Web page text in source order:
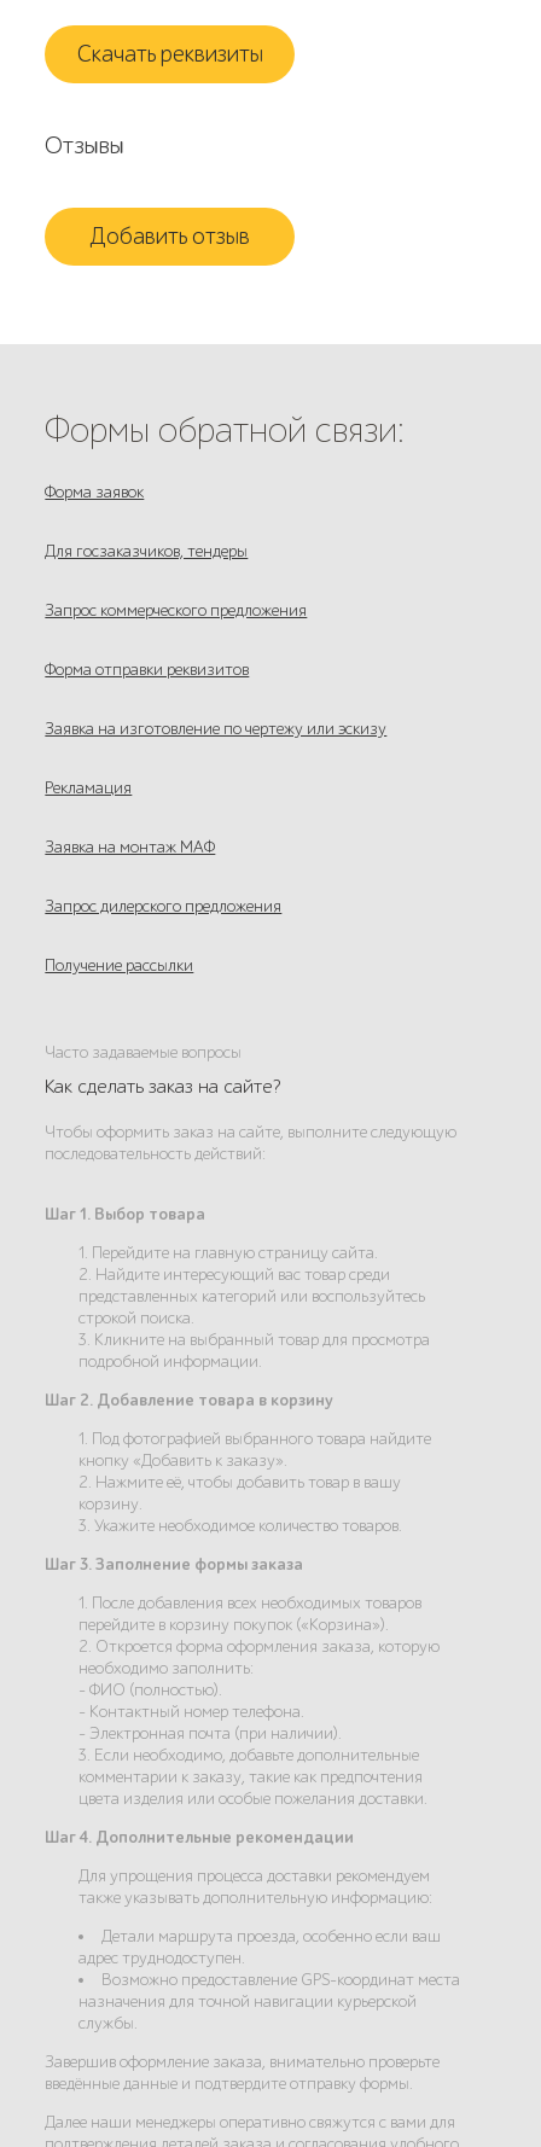
Скачать реквизиты
Отзывы
Добавить отзыв
Формы обратной связи:
Форма заявок
Для госзаказчиков, тендеры
Запрос коммерческого предложения
Форма отправки реквизитов
Заявка на изготовление по чертежу или эскизу
Рекламация
Заявка на монтаж МАФ
Запрос дилерского предложения
Получение рассылки
Часто задаваемые вопросы
Как сделать заказ на сайте?
Чтобы оформить заказ на сайте, выполните следующую
последовательность действий:
Шаг 1. Выбор товара
1. Перейдите на главную страницу сайта.
2. Найдите интересующий вас товар среди
представленных категорий или воспользуйтесь
строкой поиска.
3. Кликните на выбранный товар для просмотра
подробной информации.
Шаг 2. Добавление товара в корзину
1. Под фотографией выбранного товара найдите
кнопку «Добавить к заказу».
2. Нажмите её, чтобы добавить товар в вашу
корзину.
3. Укажите необходимое количество товаров.
Шаг 3. Заполнение формы заказа
1. После добавления всех необходимых товаров
перейдите в корзину покупок («Корзина»).
2. Откроется форма оформления заказа, которую
необходимо заполнить:
- ФИО (полностью).
- Контактный номер телефона.
- Электронная почта (при наличии).
3. Если необходимо, добавьте дополнительные
комментарии к заказу, такие как предпочтения
цвета изделия или особые пожелания доставки.
Шаг 4. Дополнительные рекомендации
Для упрощения процесса доставки рекомендуем
также указывать дополнительную информацию:
Детали маршрута проезда, особенно если ваш
адрес труднодоступен.
Возможно предоставление GPS-координат места
назначения для точной навигации курьерской
службы.
Завершив оформление заказа, внимательно проверьте
введённые данные и подтвердите отправку формы.
Далее наши менеджеры оперативно свяжутся с вами для